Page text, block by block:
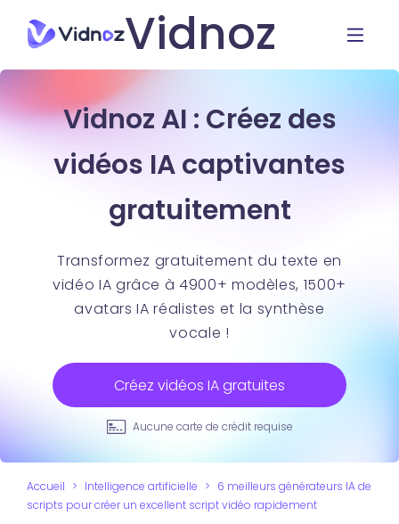
Vidnoz
Vidnoz AI : Créez des
vidéos IA captivantes
gratuitement
Transformez gratuitement du texte en
vidéo IA grâce à 4900+ modèles, 1500+
avatars IA réalistes et la synthèse
vocale !
Créez vidéos IA gratuites
Aucune carte de crédit requise
Accueil > Intelligence artificielle > 6 meilleurs générateurs IA de
scripts pour créer un excellent script vidéo rapidement